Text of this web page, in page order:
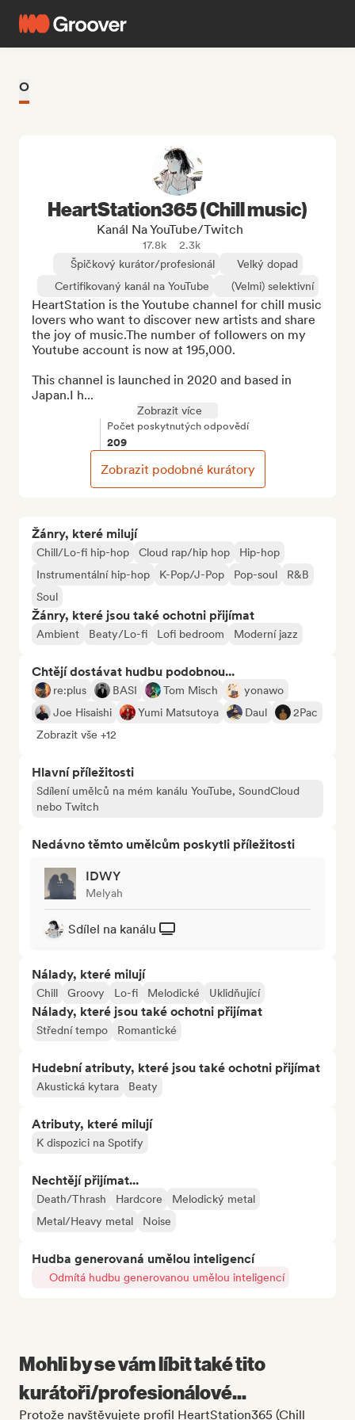
O
Žánry, které milují
Chill/Lo-fi hip-hop Cloud rap/hip hop
Hip-hop
Instrumentální hip-hop
K-Pop/J-Pop Pop-soul
R&B
Soul
Žánry, které jsou také ochotni přijímat
Ambient Beaty/Lo-fi Lofi bedroom Moderní jazz
Chtějí dostávat hudbu podobnou...
re:plus BASI Tom Misch
yonawo
Joe Hisaishi
Yumi Matsutoya Daul
2Pac
Zobrazit vše +12
Hlavní příležitosti
Sdílení umělců na mém kanálu YouTube, SoundCloud
nebo Twitch
Nedávno těmto umělcům poskytli příležitosti
IDWY
Melyah
Sdílel na kanálu
Nálady, které milují
Chill Groovy Lo-fi Melodické Uklidňující
Nálady, které jsou také ochotni přijímat
Střední tempo Romantické
Hudební atributy, které jsou také ochotni přijímat
Akustická kytara Beaty
Atributy, které milují
K dispozici na Spotify
Nechtějí přijímat...
Death/Thrash Hardcore
Melodický metal
Metal/Heavy metal
Noise
Hudba generovaná umělou inteligencí
Odmítá hudbu generovanou umělou inteligencí
HeartStation365 (Chill music)
Kanál Na YouTube/Twitch
17.8k
2.3k
Špičkový kurátor/profesionál
Velký dopad
Certifikovaný kanál na YouTube
(Velmi) selektivní
HeartStation is the Youtube channel for chill music
lovers who want to discover new artists and share
the joy of music.The number of followers on my
Youtube account is now at 195,000.
This channel is launched in 2020 and based in
Japan.I h...
Zobrazit více
Počet poskytnutých odpovědí
209
Zobrazit podobné kurátory
Mohli by se vám líbit také tito
kurátoři/profesionálové...
Protože navštěvujete profil HeartStation365 (Chill